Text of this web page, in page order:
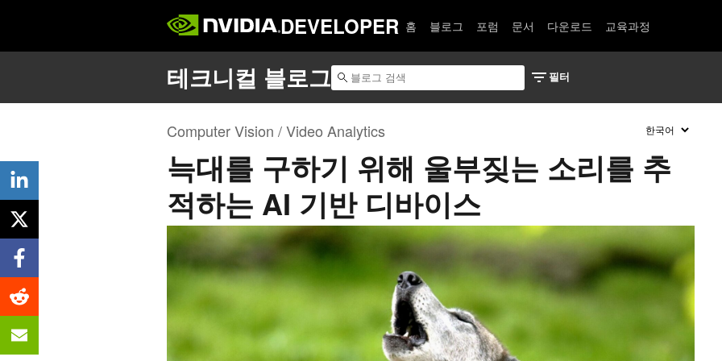
DEVELOPER 홈 블로그 포럼 문서 다운로드 교육과정
Computer Vision / Video Analytics
늑대를 구하기 위해 울부짖는 소리를 추
적하는 AI 기반 디바이스